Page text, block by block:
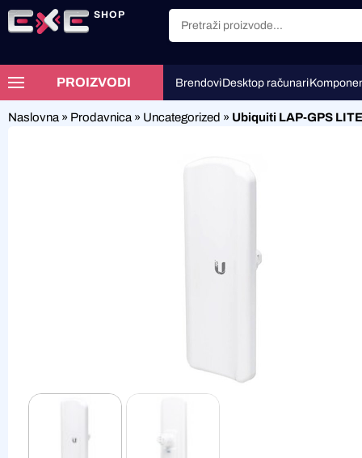
SHOP
PROIZVODI BrendoviDesktop računari
Naslovna » Prodavnica » Uncategorized » Ubiquiti LAP-GPS